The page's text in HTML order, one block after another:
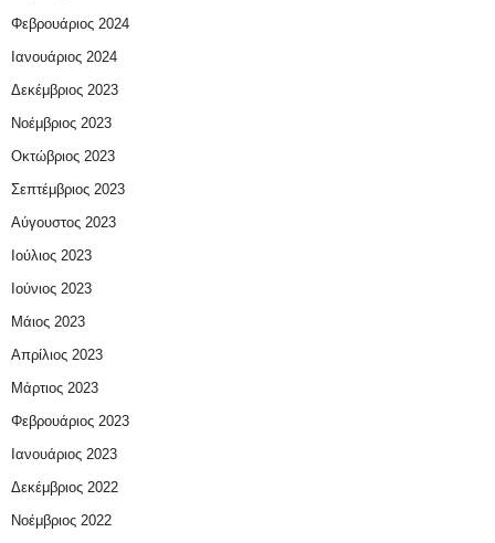
Φεβρουάριος 2024
Ιανουάριος 2024
Δεκέμβριος 2023
Νοέμβριος 2023
Οκτώβριος 2023
Σεπτέμβριος 2023
Αύγουστος 2023
Ιούλιος 2023
Ιούνιος 2023
Μάιος 2023
Απρίλιος 2023
Μάρτιος 2023
Φεβρουάριος 2023
Ιανουάριος 2023
Δεκέμβριος 2022
Νοέμβριος 2022